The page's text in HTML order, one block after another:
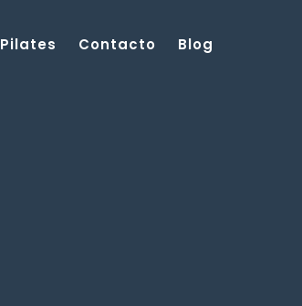
Pilates Contacto Blog